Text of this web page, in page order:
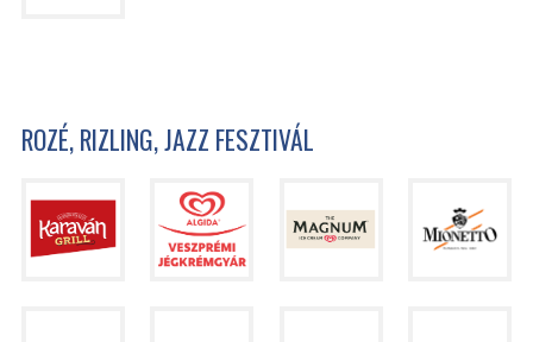
ROZÉ, RIZLING, JAZZ FESZTIVÁL